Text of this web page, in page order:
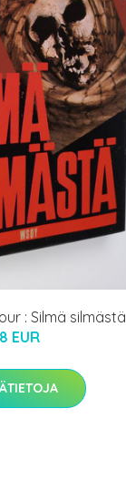
: Silmä silmästä
8 EUR